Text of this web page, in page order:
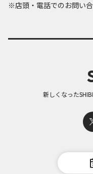
※店頭・電話でのお問い合
新しくなった